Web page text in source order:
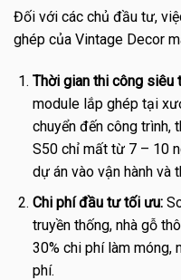
Đối với các chủ đầu tư,
ghép của Vintage Decor
Thời gian thi công siêu
module lắp ghép tại
chuyển đến công trình,
S50 chỉ mất từ 7 – 10
dự án vào vận hành và
Chi phí đầu tư tối ưu:
truyền thống, nhà gỗ
30% chi phí làm móng,
phí.